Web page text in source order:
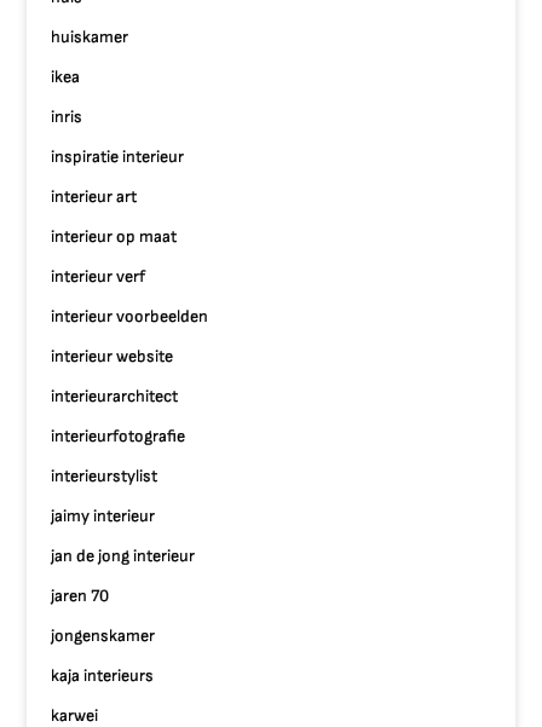
huiskamer
ikea
inris
inspiratie interieur
interieur art
interieur op maat
interieur verf
interieur voorbeelden
interieur website
interieurarchitect
interieurfotografie
interieurstylist
jaimy interieur
jan de jong interieur
jaren 70
jongenskamer
kaja interieurs
karwei